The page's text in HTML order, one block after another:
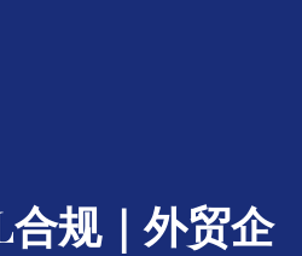
规｜外贸企